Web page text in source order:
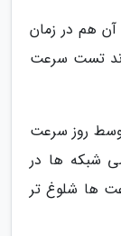
آن هم در زمان
تست سرعت
وسط روز سرعت
شبکه ها در
ها شلوغ تر